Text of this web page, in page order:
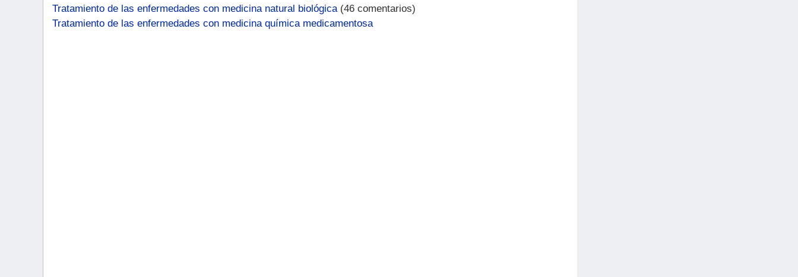
Tratamiento de las enfermedades con medicina natural biológica (46 comentarios)
Tratamiento de las enfermedades con medicina química medicamentosa